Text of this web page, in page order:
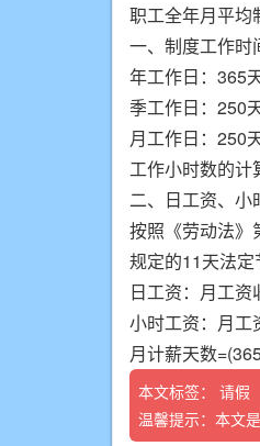
职工全年月平均
一、制度工作时
年工作日：365
季工作日：250
月工作日：250
工作小时数的计
二、日工资、小
按照《劳动法》
规定的11天法定
日工资：月工
小时工资：月工
月计薪天数
本文标签： 请假
温馨提示：本文